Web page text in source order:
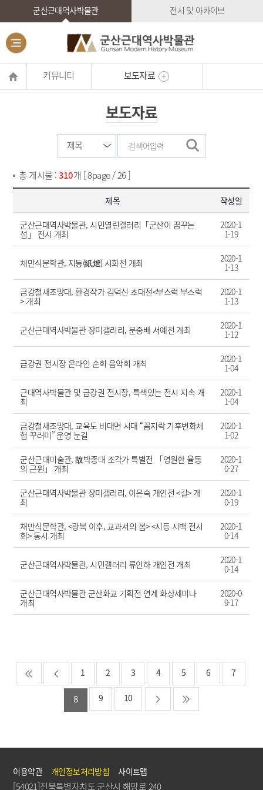
군산근대역사박물관 전시 및 아카이브
커뮤니티 보도자료
보도자료
총 게시물 :310개 [ 8page / 26 ]
제목 작성일
군산근대역사박물관, 시민열린갤러리「군산이 꿈꾸는
섬」 전시 개최
2020-1
1-19
채만식문학관, 지등(紙燈) 시화전 개최
2020-1
1-13
금강철새조망대, 환경작가 김덕신 초대전<부스럭 부스럭
> 개최
2020-1
1-13
군산근대역사박물관 장미갤러리, 문중배 서예전 개최
2020-1
1-12
금강권 전시장 온라인 순회 음악회 개최
2020-1
1-04
근대역사박물관 및 금강권 전시장, 특색있는 전시 지속 개
최
2020-1
1-04
금강철새조망대, 교육도 비대면 시대 “꼼지락 기후변화체
험 꾸러미” 운영 눈길
2020-1
1-02
군산근대미술관, 故박종대 조각가 특별전 「영원한 율동
의 근원」 개최
2020-1
0-27
군산근대역사박물관 장미갤러리, 이은숙 개인전 <길> 개
최
2020-1
0-19
채만식문학관, <광복 이후, 교과서의 봄> <시등 시백 전시
회> 동시 개최
2020-1
0-14
군산근대역사박물관, 시민갤러리 류인하 개인전 개최
2020-1
0-14
군산근대역사박물관 군산화교 기획전 연계 화상세미나
개최
2020-0
9-17
1 2 3 4 5 6 7
8 9 10
이용약관 개인정보처리방침 사이트맵
[54021]전북특별자치도 군산시 해망로 240